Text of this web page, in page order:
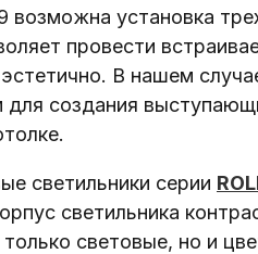
установка
провести
В нашем
создания
светильники серии
светильника
световые, но и